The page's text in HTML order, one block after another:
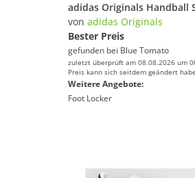
von adidas Originals
Bester Preis
gefunden bei Blue Tomato
zuletzt überprüft am 08.08.2026 um
Preis kann sich seitdem geändert
Weitere Angebote:
Foot Locker